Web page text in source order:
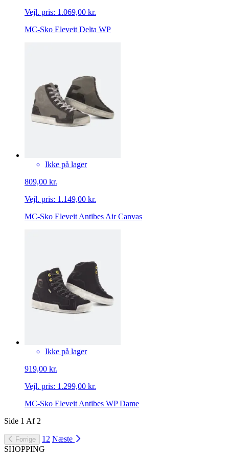
Vejl. pris: 1.069,00 kr.
MC-Sko Eleveit Delta WP
Ikke på lager
809,00 kr.
Vejl. pris: 1.149,00 kr.
MC-Sko Eleveit Antibes Air Canvas
Ikke på lager
919,00 kr.
Vejl. pris: 1.299,00 kr.
MC-Sko Eleveit Antibes WP Dame
Side 1 Af 2
Forrige 1 2 Næste
SHOPPING